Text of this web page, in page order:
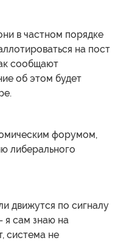
в частном порядке
на пост
сообщают
об этом будет
форумом,
либерального
движутся по сигналу
я сам знаю на
система не